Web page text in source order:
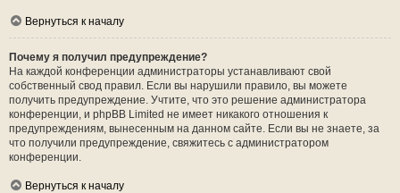
Вернуться к началу
Почему я получил предупреждение?
На каждой конференции администраторы устанавливают свой
собственный свод правил. Если вы нарушили правило, вы можете
получить предупреждение. Учтите, что это решение администратора
конференции, и phpBB Limited не имеет никакого отношения к
предупреждениям, вынесенным на данном сайте. Если вы не знаете, за
что получили предупреждение, свяжитесь с администратором
конференции.
Вернуться к началу